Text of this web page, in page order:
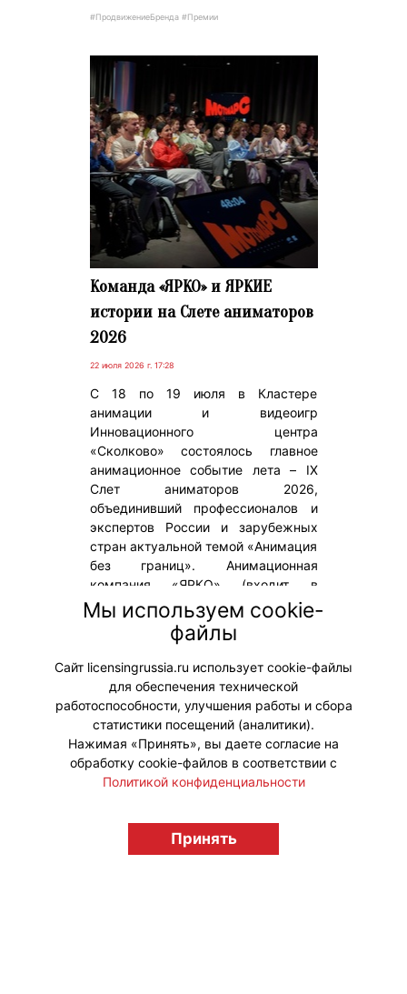
#ПродвижениеБренда #Премии
Команда «ЯРКО» и ЯРКИЕ
истории на Слете аниматоров
2026
22 июля 2026 г. 17:28
С 18 по 19 июля в Кластере
анимации и видеоигр
Инновационного центра
«Сколково» состоялось главное
анимационное событие лета – IX
Слет аниматоров 2026,
объединивший профессионалов и
экспертов России и зарубежных
стран актуальной темой «Анимация
без границ». Анимационная
компания «ЯРКО» (входит в
«Газпром-Медиа Холдинг») приняла
активное партнерское участие в
мероприятии, включая деловую и
лекционную программу.
#ПродвижениеБренда
licensingrussia.ru, 2009-2026 12+
Мы используем cookie-
файлы
Сайт licensingrussia.ru использует cookie-файлы
для обеспечения технической
работоспособности, улучшения работы и сбора
статистики посещений (аналитики).
Нажимая «Принять», вы даете согласие на
обработку cookie-файлов в соответствии с
Политикой конфиденциальности
Принять